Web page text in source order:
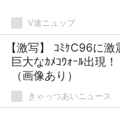
V速ニュップ
【激写】 ｺﾐｹC96に
巨大なｶﾒｺｳｫｰﾙ出現
（画像あり）
きゃっつあいニュース